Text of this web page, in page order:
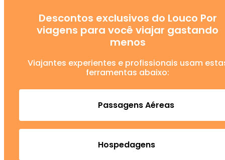
Descontos exclusivos do Louco Por
viagens para você viajar gastando
menos
Viajantes experientes e profissionais usam
ferramentas abaixo:
Passagens Aéreas
Hospedagens